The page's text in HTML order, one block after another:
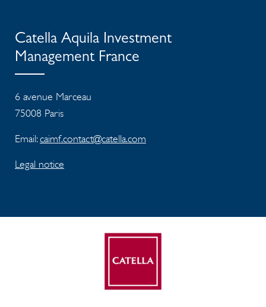
Catella Aquila Investment
Management France
6 avenue Marceau
75008 Paris
Email:caimf.contact@catella.com
Legal notice